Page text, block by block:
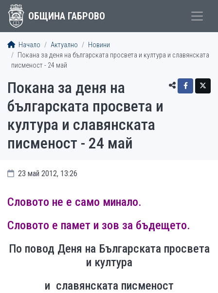
ОБЩИНА ГАБРОВО
Начало Актуално
Новини
Покана за деня на българската просвета и култура и славянската
писменост - 24 май
Покана за деня на
българската просвета и
култура и славянската
писменост - 24 май
23 май 2012, 13:26
Словото не е само минало.
Словото е памет и зов за бъдещето.
По повод Деня на Българската просвета
и култура
и славянската писменост